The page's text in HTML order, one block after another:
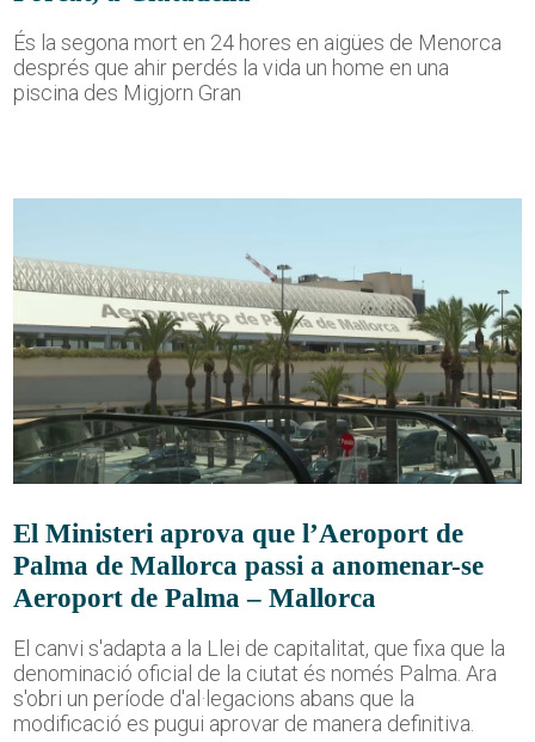
És la segona mort en 24 hores en aigües de Menorca
després que ahir perdés la vida un home en una
piscina des Migjorn Gran
El Ministeri aprova que l’Aeroport de
Palma de Mallorca passi a anomenar-se
Aeroport de Palma – Mallorca
El canvi s'adapta a la Llei de capitalitat, que fixa que la
denominació oficial de la ciutat és només Palma. Ara
s'obri un període d'al·legacions abans que la
modificació es pugui aprovar de manera definitiva.